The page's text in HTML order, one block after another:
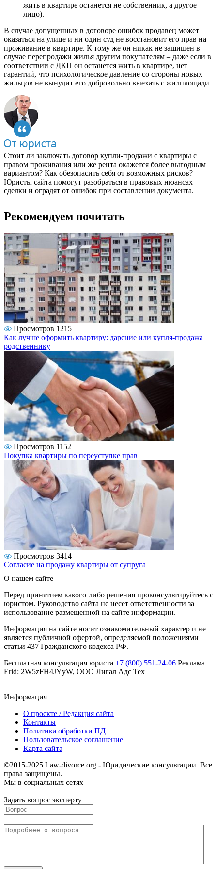
жить в квартире останется не собственник, а другое
лицо).
В случае допущенных в договоре ошибок продавец может
оказаться на улице и ни один суд не восстановит его прав на
проживание в квартире. К тому же он никак не защищен в
случае перепродажи жилья другим покупателям – даже если в
соответствии с ДКП он останется жить в квартире, нет
гарантий, что психологическое давление со стороны новых
жильцов не вынудит его добровольно выехать с жилплощади.
Стоит ли заключать договор купли-продажи с квартиры с
правом проживания или же рента окажется более выгодным
вариантом? Как обезопасить себя от возможных рисков?
Юристы сайта помогут разобраться в правовых нюансах
сделки и оградят от ошибок при составлении документа.
Рекомендуем почитать
Просмотров 1215
Как лучше оформить квартиру: дарение или купля-продажа
родственнику
Просмотров 1152
Покупка квартиры по переуступке прав
Просмотров 3414
Согласие на продажу квартиры от супруга
О нашем сайте
Перед принятием какого-либо решения проконсультируйтесь с
юристом. Руководство сайта не несет ответственности за
использование размещенной на сайте информации.
Информация на сайте носит ознакомительный характер и не
является публичной офертой, определяемой положениями
статьи 437 Гражданского кодекса РФ.
Бесплатная консультация юриста +7 (800) 551-24-06 Реклама
Erid: 2W5zFH4JYyW, ООО Лигал Адс Тех
Информация
О проекте / Редакция сайта
Контакты
Политика обработки ПД
Пользовательское соглашение
Карта сайта
©2015-2025 Law-divorce.org - Юридические консультации. Все
права защищены.
Мы в социальных сетях
Задать вопрос эксперту